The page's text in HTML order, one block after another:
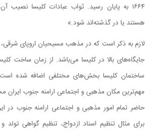
۱۶۶۴ به پایان رسید. ثواب عبادات کلیسا
هستند یا در گذشته‌اند شود.»
لازم به ذکر است که در مذهب مسیحیان اروپای شرقی،
جایگاه‌های بالا در کلیسا می‌باشد. از زمان ساخت
ساختمان کلیسا بخش‌های مختلفی اضافه شده است
مهم‌ترین مکان مذهبی و اجتماعی ارامنه جنوب
حاضر تمام امور مذهبی و اجتماعی ارامنه جنوب در
برای مثال تنظیم اسناد ازدواج، تنظیم گواهی